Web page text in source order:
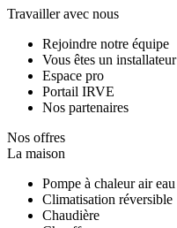
Travailler avec nous
Rejoindre notre équipe
Vous êtes un installateur
Espace pro
Portail IRVE
Nos partenaires
Nos offres
La maison
Pompe à chaleur air eau
Climatisation réversible
Chaudière